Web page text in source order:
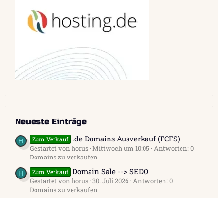
Neueste Einträge
H Zum Verkauf .de Domains Ausverkauf (FCFS)
Gestartet von horus Mittwoch um 10:05 Antworten: 0
Domains zu verkaufen
H Zum Verkauf Domain Sale --> SEDO
Gestartet von horus 30. Juli 2026 Antworten: 0
Domains zu verkaufen